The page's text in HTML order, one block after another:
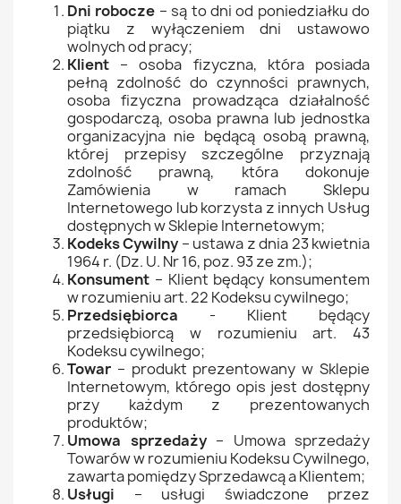
Dni robocze – są to dni od poniedziałku do
piątku z wyłączeniem dni ustawowo
wolnych od pracy;
Klient – osoba fizyczna, która posiada
pełną zdolność do czynności prawnych,
osoba fizyczna prowadząca działalność
gospodarczą, osoba prawna lub jednostka
organizacyjna nie będącą osobą prawną,
której przepisy szczególne przyznają
zdolność prawną, która dokonuje
Zamówienia w ramach Sklepu
Internetowego lub korzysta z innych Usług
dostępnych w Sklepie Internetowym;
Kodeks Cywilny – ustawa z dnia 23 kwietnia
1964 r. (Dz. U. Nr 16, poz. 93 ze zm.);
Konsument – Klient będący konsumentem
w rozumieniu art. 22 Kodeksu cywilnego;
Przedsiębiorca - Klient będący
przedsiębiorcą w rozumieniu art. 43
Kodeksu cywilnego;
Towar – produkt prezentowany w Sklepie
Internetowym, którego opis jest dostępny
przy każdym z prezentowanych
produktów;
Umowa sprzedaży– Umowa sprzedaży
Towarów w rozumieniu Kodeksu Cywilnego,
zawarta pomiędzy Sprzedawcą a Klientem;
Usługi – usługi świadczone przez